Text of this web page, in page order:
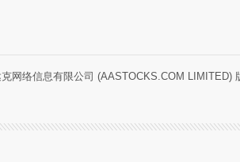
克网络信息有限公司 (AASTOCKS.COM LIMITED)